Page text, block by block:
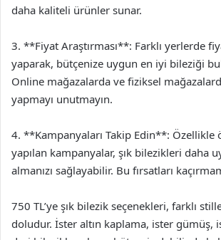
daha kaliteli ürünler sunar.
3. **Fiyat Araştırması**: Farklı yerlerde
yaparak, bütçenize uygun en iyi bileziği
Online mağazalarda ve fiziksel
yapmayı unutmayın.
4. **Kampanyaları Takip Edin**: Özellikle
yapılan kampanyalar, şık bilezikleri daha
almanızı sağlayabilir. Bu fırsatları
750 TL’ye şık bilezik seçenekleri, farklı
doludur. İster altın kaplama, ister gümüş,